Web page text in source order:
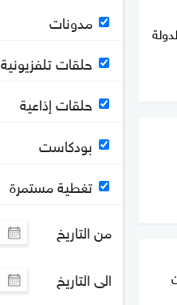
مدونات
حلقات تلفزيونية
حلقات إذاعية
بودكاست
تغطية مستمرة
من التاريخ
الى التاريخ